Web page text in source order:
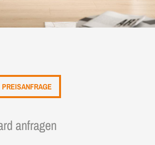
PREISANFRAGE
anfragen